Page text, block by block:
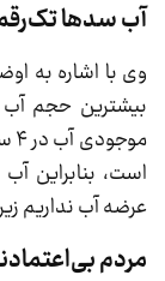
آب سدها
وی با اشاره به
است، بنابراین
عرضه آب نداریم
مردم